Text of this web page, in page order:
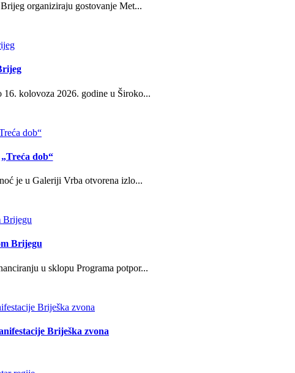
organiziraju gostovanje Met...
kolovoza 2026. godine u Široko...
dob“
je u Galeriji Vrba otvorena izlo...
Brijegu
u sklopu Programa potpor...
Briješka zvona